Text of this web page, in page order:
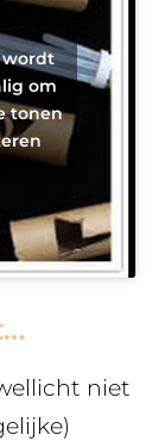
wordt
om
tonen
niet